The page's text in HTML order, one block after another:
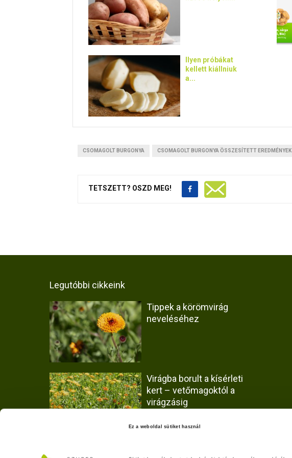
Ez a weboldal sütiket használ
Ilyen próbákat
kellett kiállniuk
a...
CSOMAGOLT BURGONYA CSOMAGOLT BURGONYA ÖSSZESÍTETT EREDMÉNYEK
TETSZETT? OSZD MEG!
Legutóbbi cikkeink
Tippek a körömvirág
neveléséhez
Virágba borult a kísérleti
kert – vetőmagoktól a
virágzásig